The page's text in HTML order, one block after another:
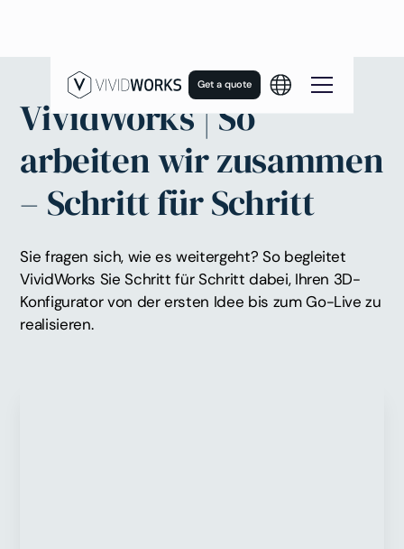
Get a quote
VividWorks | So
arbeiten wir zusammen
– Schritt für Schritt
Sie fragen sich, wie es weitergeht? So begleitet
VividWorks Sie Schritt für Schritt dabei, Ihren 3D-
Konfigurator von der ersten Idee bis zum Go-Live zu
realisieren.